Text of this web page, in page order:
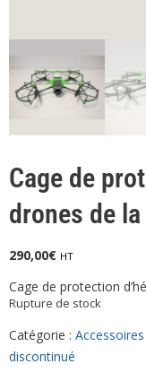
Cage de
drones de
290,00€ HT
Cage de protection
Rupture de stock
Catégorie :
discontinué